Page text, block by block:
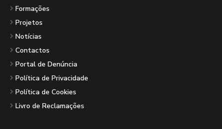
Formações
Projetos
Notícias
Contactos
Portal de Denúncia
Política de Privacidade
Política de Cookies
Livro de Reclamações